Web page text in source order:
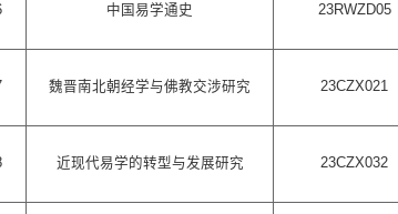
中国易学通史 23RWZD05
魏晋南北朝经学与佛教交涉研究 23CZX021
近现代易学的转型与发展研究 23CZX032